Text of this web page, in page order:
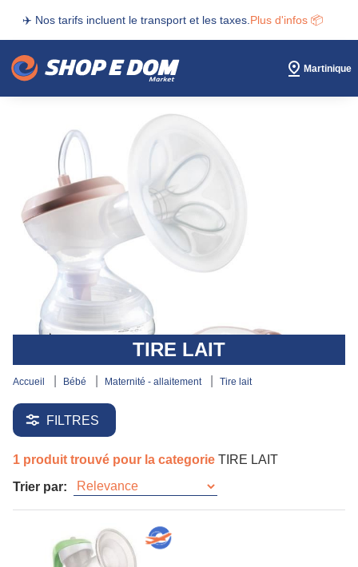
✈️ Nos tarifs incluent le transport et les taxes. Plus d'infos 📦
Martinique
TIRE LAIT
accueil bébé maternité - allaitement tire lait
FILTRES
1 produit trouvé pour la categorie TIRE LAIT
Trier par: